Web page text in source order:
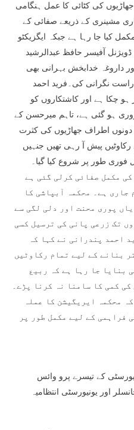
کی کٹائی کا عمل ہنگامی
مشینری کے ذریعے صفائی کے
کیا جا رہا ہے جبکہ ایگزیکٹو
آفیسر حافظ عبدالرشید
داروغہ خدابخش بہرانی بھی
نگرانی کی۔فرید احمد
ہو چکا ہے اور کاشتکاروں کو
ہو گئی ہے، تاہم میرحسن کے
دونوں اطراف جھاڑیوں کی کثرت
پیش آ رہی تھیں جنہیں
فوری طور پر شروع کیا گیا۔
کہ اب تک 26 آر ڈیز کی مکمل صفائی کرلی گئی ہے
جاری ہے۔ محکمہ آبپاشی کا
پوری محنت اور دلی لگی سے
تک زرعی پانی کی ترسیل کسی
احمد پندرانی نے کہا کہ
بنانے کے لیے تمام رکاوٹیں
بنایا جا رہا ہے کہ ربیع
کمی کا سامنا نہ کرنا پڑے۔
محکمہ ایریگیشن کا عملہ
فراہمی کے لیے مکمل طور پر
کے تیسرے پرو وائس
اور یونیورسٹی انتظامیہ